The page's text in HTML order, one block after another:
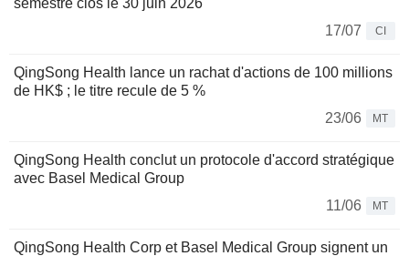
17/07
CI
QingSong Health lance un rachat d'actions de 100 millions
de HK$ ; le titre recule de 5 %
23/06
MT
QingSong Health conclut un protocole d'accord stratégique
avec Basel Medical Group
11/06
MT
QingSong Health Corp et Basel Medical Group signent un